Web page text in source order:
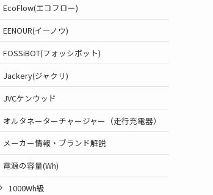
EcoFlow(エコフロー)
EENOUR(イーノウ)
FOSSiBOT(フォッシボット)
Jackery(ジャクリ)
JVCケンウッド
オルタネーターチャージャー（走行充電器）
メーカー情報・ブランド解説
電源の容量(Wh)
1000Wh級